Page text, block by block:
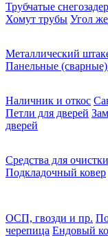
Трубчатые
Хомут трубы Угол
Металлический
Панельные
Наличник и откос
Петли для дверей
дверей
Средства для
Подкладочный ковер
ОСП, гвозди и пр.
черепица Ендовый